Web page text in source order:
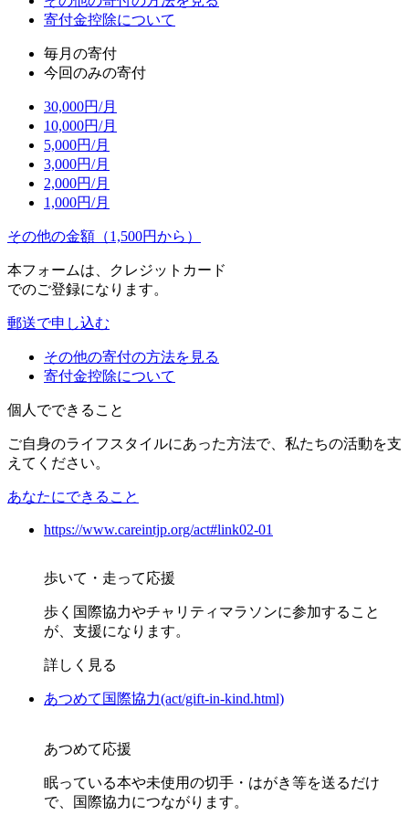
寄付金控除について
毎月の寄付
今回のみの寄付
30,000円/月
10,000円/月
5,000円/月
3,000円/月
2,000円/月
1,000円/月
その他の金額（1,500円から）
本フォームは、クレジットカード
でのご登録になります。
郵送で申し込む
その他の寄付の方法を見る
寄付金控除について
個人でできること
ご自身のライフスタイルにあった方法で、私たちの活動を支
えてください。
あなたにできること
https://www.careintjp.org/act#link02-01
歩いて・走って応援
歩く国際協力やチャリティマラソンに参加すること
が、支援になります。
詳しく見る
あつめて国際協力(act/gift-in-kind.html)
あつめて応援
眠っている本や未使用の切手・はがき等を送るだけ
で、国際協力につながります。